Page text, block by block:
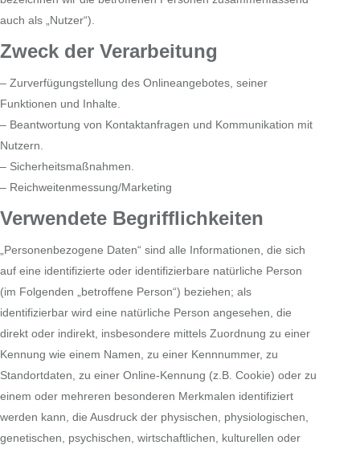
auch als „Nutzer“).
Zweck der Verarbeitung
– Zurverfügungstellung des Onlineangebotes, seiner
Funktionen und Inhalte.
– Beantwortung von Kontaktanfragen und Kommunikation mit
Nutzern.
– Sicherheitsmaßnahmen.
– Reichweitenmessung/Marketing
Verwendete Begrifflichkeiten
„Personenbezogene Daten“ sind alle Informationen, die sich
auf eine identifizierte oder identifizierbare natürliche Person
(im Folgenden „betroffene Person“) beziehen; als
identifizierbar wird eine natürliche Person angesehen, die
direkt oder indirekt, insbesondere mittels Zuordnung zu einer
Kennung wie einem Namen, zu einer Kennnummer, zu
Standortdaten, zu einer Online-Kennung (z.B. Cookie) oder zu
einem oder mehreren besonderen Merkmalen identifiziert
werden kann, die Ausdruck der physischen, physiologischen,
genetischen, psychischen, wirtschaftlichen, kulturellen oder